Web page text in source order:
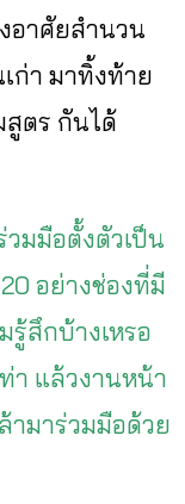
อาศัยสำนวน
ก่า มาทิ้งท้าย
สูตร กันได้
วมมือตั้งตัวเป็น
อย่างช่องที่มี
รู้สึกบ้างเหรอ
า แล้วงานหน้า
ามาร่วมมือด้วย